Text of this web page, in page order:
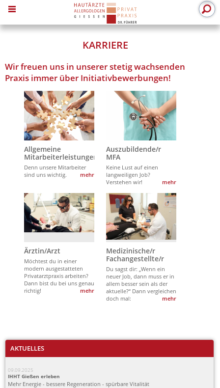
MENU
KARRIERE
Wir freuen uns in unserer stetig wachsenden
Praxis immer über Initiativbewerbungen!
Allgemeine
Mitarbeiterleistungen
Denn unsere Mitarbeiter
sind uns wichtig.
mehr
Auszubildende/r
MFA
Keine Lust auf einen
langweiligen Job?
Verstehen wir!
mehr
Ärztin/Arzt
Möchtest du in einer
modern ausgestatteten
Privatarztpraxis arbeiten?
Dann bist du bei uns genau
richtig!
mehr
Medizinische/r
Fachangestellte/r
Du sagst dir: „Wenn ein
neuer Job, dann muss er in
allem besser sein als der
aktuelle?“ Dann vergleichen
doch mal:
mehr
AKTUELLES
09.09.2025
IHHT Gießen erleben
Mehr Energie - bessere Regeneration - spürbare Vitalität